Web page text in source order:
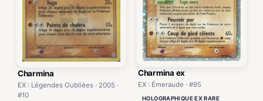
Charmina
EX : Légendes Oubliées · 2005 ·
#10
Charmina ex
EX : Émeraude · #95
HOLOGRAPHIQUE EX RARE